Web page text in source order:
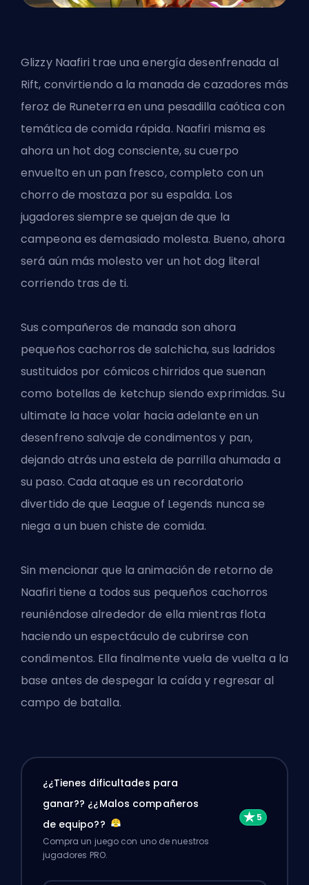
Glizzy Naafiri trae una energía desenfrenada al
Rift, convirtiendo a la manada de cazadores más
feroz de Runeterra en una pesadilla caótica con
temática de comida rápida. Naafiri misma es
ahora un hot dog consciente, su cuerpo
envuelto en un pan fresco, completo con un
chorro de mostaza por su espalda. Los
jugadores siempre se quejan de que la
campeona es demasiado molesta. Bueno, ahora
será aún más molesto ver un hot dog literal
corriendo tras de ti.
Sus compañeros de manada son ahora
pequeños cachorros de salchicha, sus ladridos
sustituidos por cómicos chirridos que suenan
como botellas de ketchup siendo exprimidas. Su
ultimate la hace volar hacia adelante en un
desenfreno salvaje de condimentos y pan,
dejando atrás una estela de parrilla ahumada a
su paso. Cada ataque es un recordatorio
divertido de que League of Legends nunca se
niega a un buen chiste de comida.
Sin mencionar que la animación de retorno de
Naafiri tiene a todos sus pequeños cachorros
reuniéndose alrededor de ella mientras flota
haciendo un espectáculo de cubrirse con
condimentos. Ella finalmente vuela de vuelta a la
base antes de despegar la caída y regresar al
campo de batalla.
¿¿Tienes dificultades para
ganar?? ¿¿Malos compañeros
de equipo??
Compra un juego con uno de nuestros
jugadores PRO.